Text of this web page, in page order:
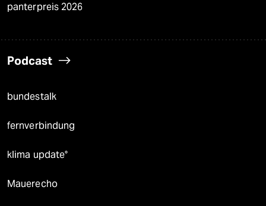
panterpreis 2026
Podcast
bundestalk
fernverbindung
klima update°
Mauerecho